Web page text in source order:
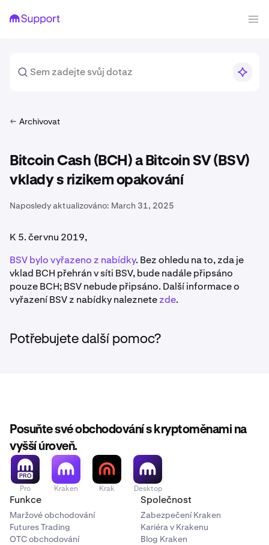
Archivovat
Bitcoin Cash (BCH) a Bitcoin SV (BSV)
vklady s rizikem opakování
Naposledy aktualizováno: March 31, 2025
K 5. červnu 2019,
BSV bylo vyřazeno z nabídky. Bez ohledu na to, zda je
vklad BCH přehrán v síti BSV, bude nadále připsáno
pouze BCH; BSV nebude připsáno. Další informace o
vyřazení BSV z nabídky naleznetezde.
Potřebujete další pomoc?
Posuňte své obchodování s kryptoměnami na
vyšší úroveň.
Pro Kraken Krak Desktop
Funkce
Maržové obchodování
Futures Trading
OTC obchodování
Společnost
Zabezpečení Kraken
Kariéra v Krakenu
Blog Kraken